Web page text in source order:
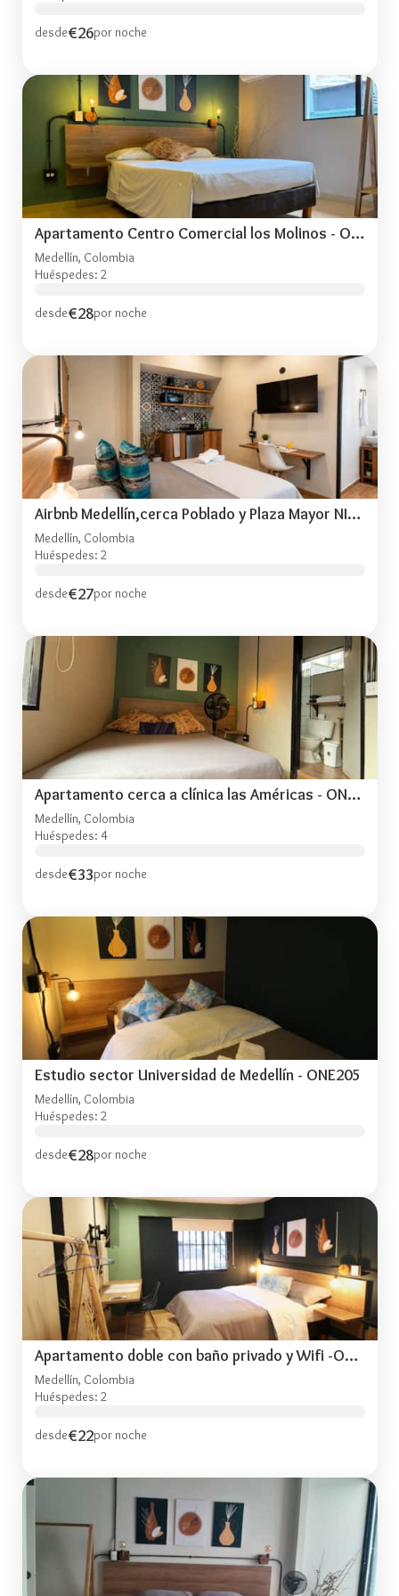
desde€26por noche
Apartamento Centro Comercial los Molinos - ONE203
Medellín, Colombia
Huéspedes: 2
desde€28por noche
Airbnb Medellín,cerca Poblado y Plaza Mayor NID2x4
Medellín, Colombia
Huéspedes: 2
desde€27por noche
Apartamento cerca a clínica las Américas - ONE204
Medellín, Colombia
Huéspedes: 4
desde€33por noche
Estudio sector Universidad de Medellín - ONE205
Medellín, Colombia
Huéspedes: 2
desde€28por noche
Apartamento doble con baño privado y Wifi -ONE101
Medellín, Colombia
Huéspedes: 2
desde€22por noche